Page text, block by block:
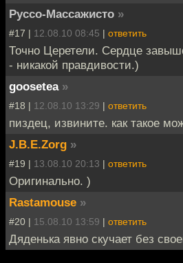
Руссо-Массажисто »
#17 | 12.08.10 08:45 | ответить
Точно Церетели. Сердце
- никакой правдивости.)
goosetea »
#18 | 12.08.10 13:29 | ответить
пиздец, извините. как такое
J.B.E.Zorg »
#19 | 13.08.10 20:13 | ответить
Оригинально. )
Rastamouse »
#20 | 15.08.10 13:59 | ответить
Дяденька явно скучает без